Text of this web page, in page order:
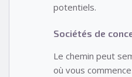
potentiels.
Sociétés de
Le chemin peut
où vous